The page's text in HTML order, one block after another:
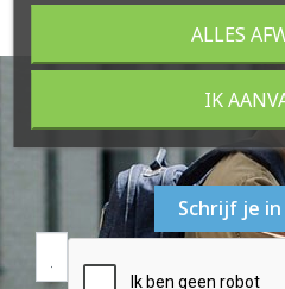
Schrijf je
ALLES
IK